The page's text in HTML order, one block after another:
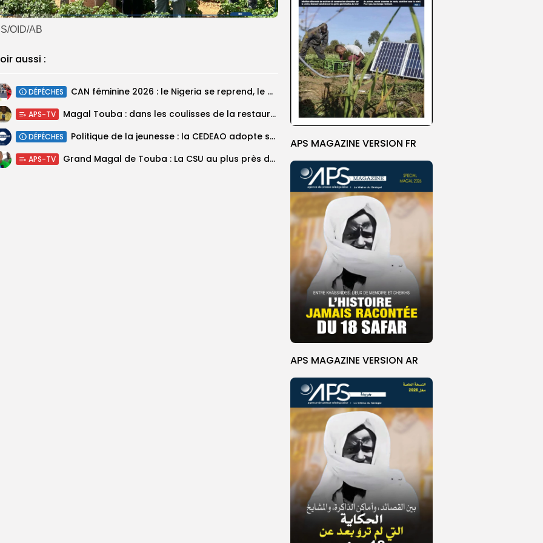
APS MAGAZINE VERSION FR
APS MAGAZINE VERSION AR
OID/AB
aussi :
DÉPÊCHES ‎CAN féminine 2026 : le Nigeria se reprend, le Malawi surprend encore...
APS-TV Magal Touba : dans les coulisses de la restauration de la presse...
DÉPÊCHES Politique de la jeunesse : la CEDEAO adopte son plan d’actions stratégiques...
APS-TV Grand Magal de Touba : La CSU au plus près des pèlerins